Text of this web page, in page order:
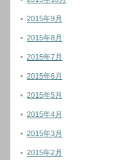
2015年9月
2015年8月
2015年7月
2015年6月
2015年5月
2015年4月
2015年3月
2015年2月